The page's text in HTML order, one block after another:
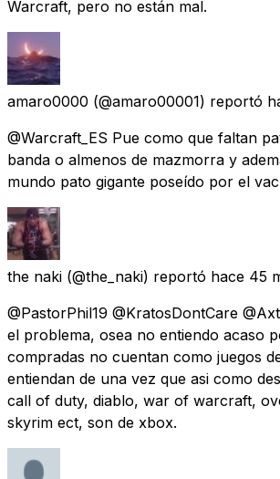
Warcraft, pero no están mal.
amaro0000 (@amaro00001) reportó
@Warcraft_ES Pue como que faltan
banda o almenos de mazmorra y
mundo pato gigante poseído por el
the naki (@the_naki) reportó hace 45
@PastorPhil19 @KratosDontCare
el problema, osea no entiendo acaso
compradas no cuentan como juegos
entiendan de una vez que asi como
call of duty, diablo, war of warcraft,
skyrim ect, son de xbox.